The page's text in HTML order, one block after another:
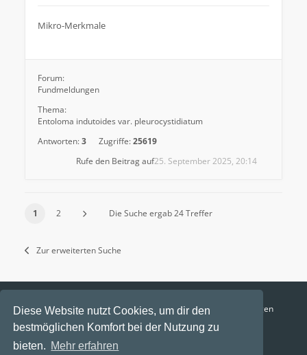
Diese Website nutzt Cookies, um dir den
bestmöglichen Komfort bei der Nutzung zu
bieten. Mehr erfahren
Mikro-Merkmale
Forum:
Fundmeldungen
Thema:
Entoloma indutoides var. pleurocystidiatum
Antworten:3 Zugriffe:25619
25. September 2025, 20:14
Rufe den Beitrag auf
1 2 Die Suche ergab 24 Treffer
Zur erweiterten Suche
Funga Austria FAQ Datenschutz
Nutzungsbedingungen
Alle Zeiten sind UTC+02:00
Aktuelle Zeit: 6. August 2026, 13:13